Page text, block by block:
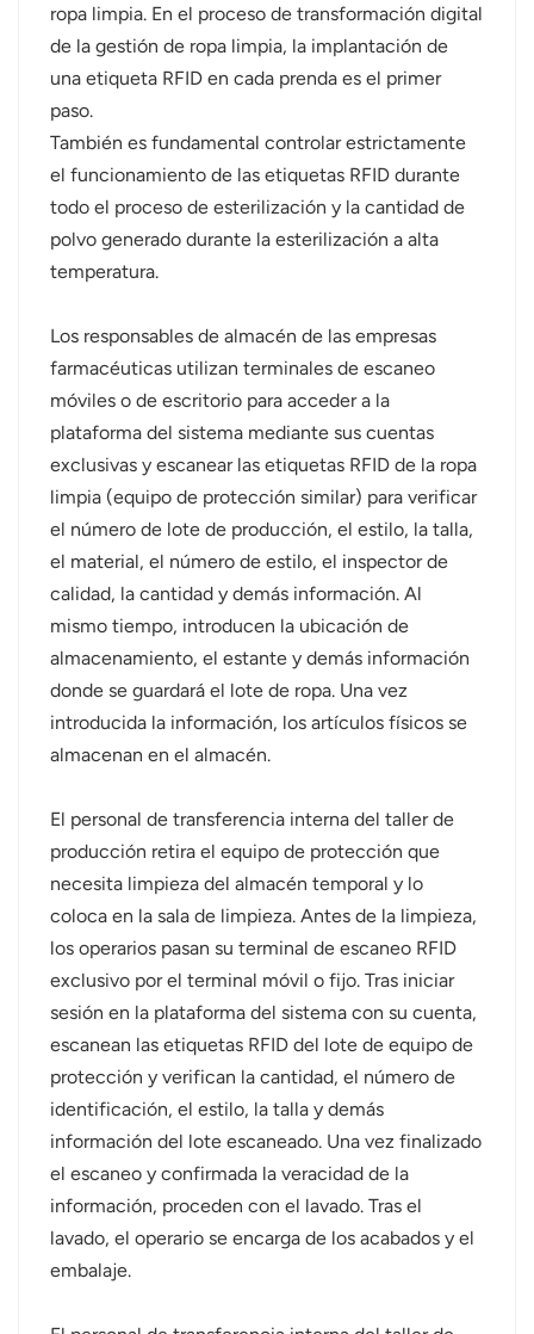
ropa limpia. En el proceso de transformación digital
de la gestión de ropa limpia, la implantación de
una etiqueta RFID en cada prenda es el primer
paso.
También es fundamental controlar estrictamente
el funcionamiento de las etiquetas RFID durante
todo el proceso de esterilización y la cantidad de
polvo generado durante la esterilización a alta
temperatura.
Los responsables de almacén de las empresas
farmacéuticas utilizan terminales de escaneo
móviles o de escritorio para acceder a la
plataforma del sistema mediante sus cuentas
exclusivas y escanear las etiquetas RFID de la ropa
limpia (equipo de protección similar) para verificar
el número de lote de producción, el estilo, la talla,
el material, el número de estilo, el inspector de
calidad, la cantidad y demás información. Al
mismo tiempo, introducen la ubicación de
almacenamiento, el estante y demás información
donde se guardará el lote de ropa. Una vez
introducida la información, los artículos físicos se
almacenan en el almacén.
El personal de transferencia interna del taller de
producción retira el equipo de protección que
necesita limpieza del almacén temporal y lo
coloca en la sala de limpieza. Antes de la limpieza,
los operarios pasan su terminal de escaneo RFID
exclusivo por el terminal móvil o fijo. Tras iniciar
sesión en la plataforma del sistema con su cuenta,
escanean las etiquetas RFID del lote de equipo de
protección y verifican la cantidad, el número de
identificación, el estilo, la talla y demás
información del lote escaneado. Una vez finalizado
el escaneo y confirmada la veracidad de la
información, proceden con el lavado. Tras el
lavado, el operario se encarga de los acabados y el
embalaje.